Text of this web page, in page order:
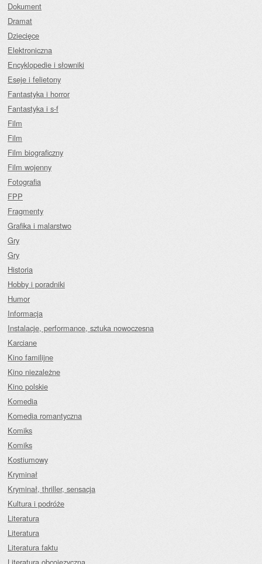
Dokument
Dramat
Dziecięce
Elektroniczna
Encyklopedie i słowniki
Eseje i felietony
Fantastyka i horror
Fantastyka i s-f
Film
Film
Film biograficzny
Film wojenny
Fotografia
FPP
Fragmenty
Grafika i malarstwo
Gry
Gry
Historia
Hobby i poradniki
Humor
Informacja
Instalacje, performance, sztuka nowoczesna
Karciane
Kino familijne
Kino niezależne
Kino polskie
Komedia
Komedia romantyczna
Komiks
Komiks
Kostiumowy
Kryminał
Kryminał, thriller, sensacja
Kultura i podróże
Literatura
Literatura
Literatura faktu